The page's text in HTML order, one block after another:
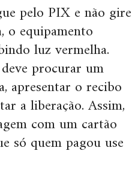
pelo PIX e não gire
o equipamento
luz vermelha.
procurar um
apresentar o recibo
a liberação. Assim,
com um cartão
só quem pagou use